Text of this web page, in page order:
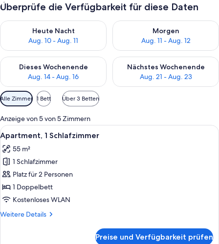
Überprüfe die Verfügbarkeit für diese Daten
Heute Nacht
Aug. 10 - Aug. 11
Überprüfe die Verfügbarkeit für heute Nacht, Aug. 10 - Aug.
Morgen
Aug. 11 - Aug. 12
Überprüfe die Verfügbarkeit
Dieses Wochenende
Aug. 14 - Aug. 16
Überprüfe die Verfügbarkeit für dieses Wochenende, Aug. 14
Nächstes Wochenende
Aug. 21 - Aug. 23
Überprüfe die Verfügbarkeit
Verfügbare
Filter
für
Zimmer
Alle Zimmer 1 Bett Über 3 Betten
Anzeige von 5 von 5 Zimmern
Alle
Fotos
für
Apartment,
1
Schlafzimmer
anzeigen
Ein Hotelzimmer mit einem großen
11
Apartment, 1 Schlafzimmer
55 m²
1 Schlafzimmer
Platz für 2 Personen
1 Doppelbett
Kostenloses WLAN
Weitere Details
Weitere
Preise und Verfügbarkeit prüfen